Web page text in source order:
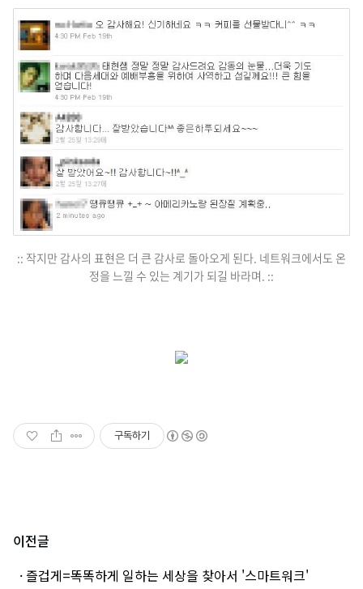
:: 작지만 감사의 표현은 더 큰 감사로 돌아오게 된다. 네트워크에서도 온
정을 느낄 수 있는 계기가 되길 바라며. ::
구독하기
이전글
· 즐겁게=똑똑하게 일하는 세상을 찾아서 '스마트워크'